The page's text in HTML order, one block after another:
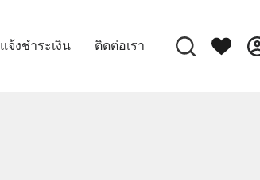
แจ้งชำระเงิน ติดต่อเรา